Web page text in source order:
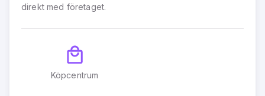
direkt med företaget.
Köpcentrum